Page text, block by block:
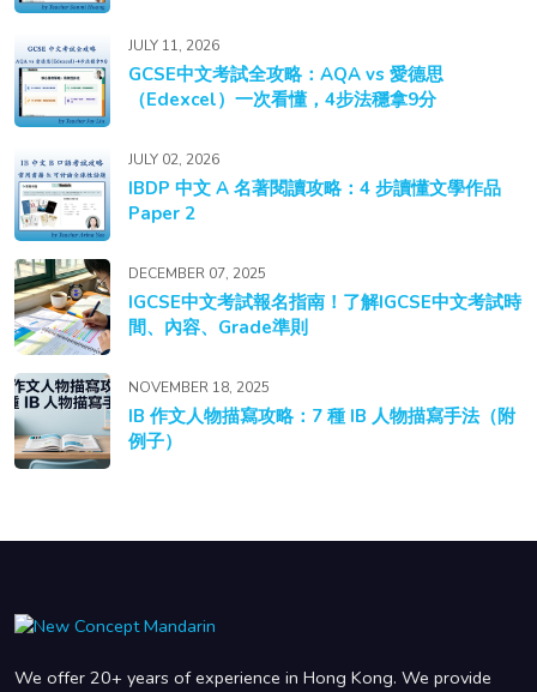
JULY 11, 2026
GCSE中文考試全攻略：AQA vs 愛德思
（Edexcel）一次看懂，4步法穩拿9分
JULY 02, 2026
IBDP 中文 A 名著閱讀攻略：4 步讀懂文學作品
Paper 2
DECEMBER 07, 2025
IGCSE中文考試報名指南！了解IGCSE中文考試時
間、內容、Grade準則
NOVEMBER 18, 2025
IB 作文人物描寫攻略：7 種 IB 人物描寫手法（附
例子）
We offer 20+ years of experience in Hong Kong. We provide